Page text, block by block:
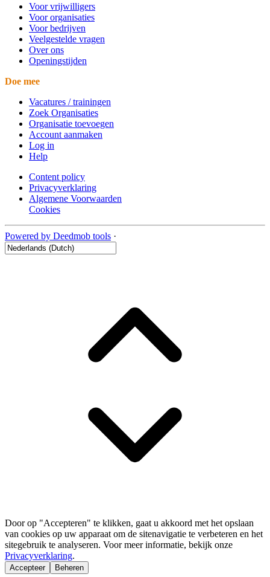
Voor vrijwilligers
Voor organisaties
Voor bedrijven
Veelgestelde vragen
Over ons
Openingstijden
Doe mee
Vacatures / trainingen
Zoek Organisaties
Organisatie toevoegen
Account aanmaken
Log in
Help
Content policy
Privacyverklaring
Algemene Voorwaarden
Cookies
Powered by Deedmob tools ·
Door op "Accepteren" te klikken, gaat u akkoord met het opslaan
van cookies op uw apparaat om de sitenavigatie te verbeteren en het
sitegebruik te analyseren. Voor meer informatie, bekijk onze
Privacyverklaring.
Accepteer Beheren